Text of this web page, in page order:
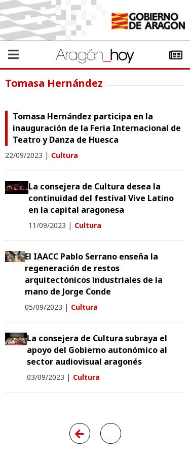
Tomasa Hernández
Tomasa Hernández participa en la
inauguración de la Feria Internacional de
Teatro y Danza de Huesca
22/09/2023 | Cultura
La consejera de Cultura desea la
continuidad del festival Vive Latino
en la capital aragonesa
11/09/2023 | Cultura
El IAACC Pablo Serrano enseña la
regeneración de restos
arquitectónicos industriales de la
mano de Jorge Conde
05/09/2023 | Cultura
La consejera de Cultura subraya el
apoyo del Gobierno autonómico al
sector audiovisual aragonés
03/09/2023 | Cultura